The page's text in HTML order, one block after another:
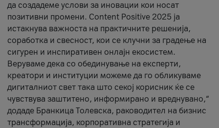
да создадеме услови за иновации кои носат
позитивни промени. Content Positive 2025 ја
истакнува важноста на практичните решенија,
соработка и свесност, кои се клучни за градење на
сигурен и инспиративен онлајн екосистем.
Веруваме дека со обединување на експерти,
креатори и институции можеме да го обликуваме
дигиталниот свет така што секој корисник ќе се
чувствува заштитено, информирано и вреднувано,“
додаде Бранкица Толевска, раководител на бизнис
трансформација, корпоративна стратегија и